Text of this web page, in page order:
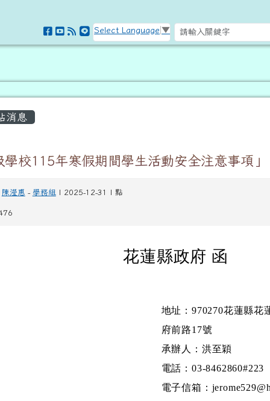
Select Language ▼
區域
消息
學校115年寒假期間學生活動安全注意事項」
陳瀅惠 - 學務組 | 2025-12-31 | 點
花蓮縣政府 函
地址：970270花蓮縣花
府前路17號
承辦人：洪至穎
電話：03-8462860#223
電子信箱：